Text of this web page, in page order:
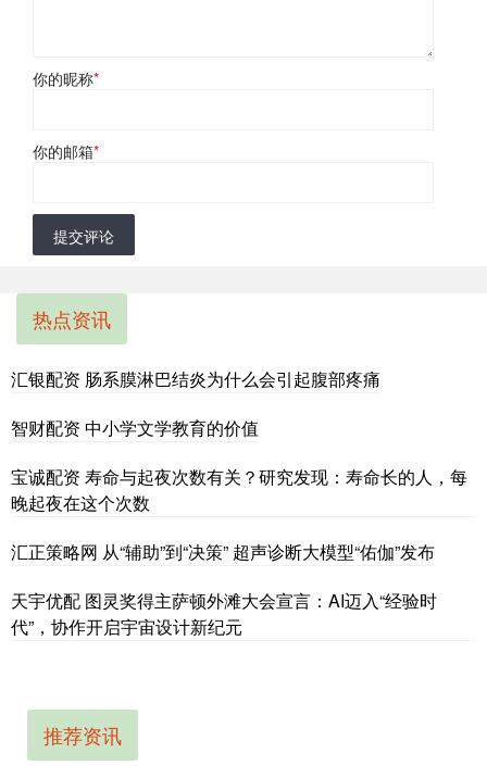
你的昵称*
你的邮箱*
提交评论
热点资讯
汇银配资 肠系膜淋巴结炎为什么会引起腹部疼痛
智财配资 中小学文学教育的价值
宝诚配资 寿命与起夜次数有关？研究发现：寿命长的人，每
晚起夜在这个次数
汇正策略网 从“辅助”到“决策” 超声诊断大模型“佑伽”发布
天宇优配 图灵奖得主萨顿外滩大会宣言：AI迈入“经验时
代”，协作开启宇宙设计新纪元
推荐资讯